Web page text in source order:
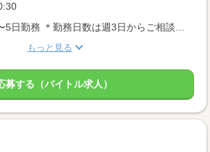
もっと見る
募する（バイトル求人）